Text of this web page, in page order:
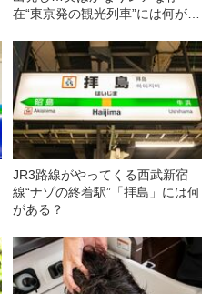
在“東京発の観光列車”には何があ
JR3路線がやってくる西武新宿
線“ナゾの終着駅”「拝島」には何
がある？